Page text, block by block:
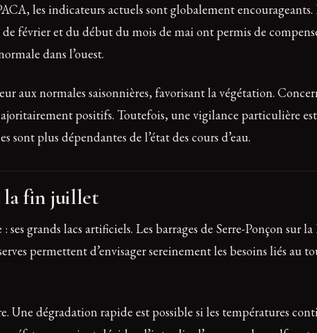
les indicateurs actuels sont globalement encourageants.
février et du début du mois de mai ont permis de
dans l’ouest.
aux normales saisonnières, favorisant la végétation.
positifs. Toutefois, une vigilance particulière
sont plus dépendantes de l’état des cours d’eau.
la fin juillet
grands lacs artificiels. Les barrages de Serre-Ponçon sur
permettent d’envisager sereinement les besoins liés au
dégradation rapide est possible si les températures